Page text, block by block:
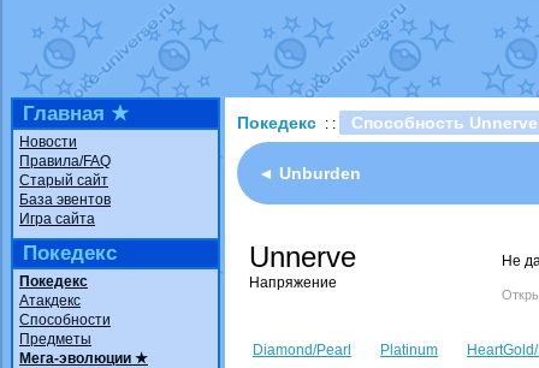
Йолда и Мимикью
от
Недовольный
The Dark Wishmaker
шадоу спиритомбот
траббишот
Raging Bolt
Shadow mismagius
Главная ★
Новости
Правила/FAQ
Старый сайт
База эвентов
Игра сайта
Покедекс
Покедекс
Атакдекс
Способности
Предметы
Мега-эволюции ★
Покедекс : : Способность Unnerve
◄ Unburden
Unnerve
Напряжение
Не
Diamond/Pearl Platinum